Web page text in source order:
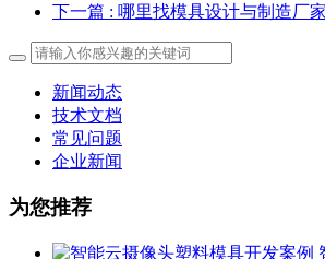
下一篇 : 哪里找模具设计与制造厂家
新闻动态
技术文档
常见问题
企业新闻
为您推荐